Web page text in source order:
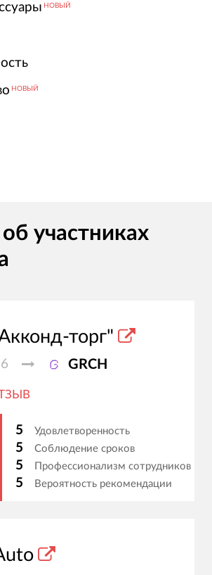
НОВЫЙ
НОВЫЙ
участниках
торг"
GRCH
5 Удовлетворенность
5 Соблюдение сроков
5 Профессионализм сотрудников
5 Вероятность рекомендации